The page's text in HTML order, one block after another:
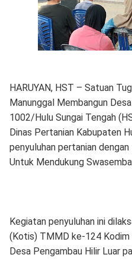
HARUYAN, HST – Satuan
Manunggal Membangun
1002/Hulu Sungai Tengah
Dinas Pertanian Kabupaten
penyuluhan pertanian
Untuk Mendukung
Kegiatan penyuluhan ini
(Kotis) TMMD ke-124
Desa Pengambau Hilir Luar